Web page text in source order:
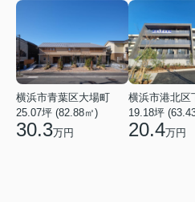
横浜市青葉区大場町
25.07坪 (82.88㎡)
30.3万円
19.18坪
20.4万円